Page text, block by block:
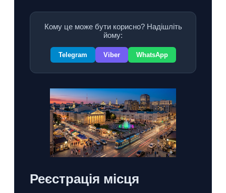
Кому це може бути корисно? Надішліть
йому:
Telegram Viber WhatsApp
Реєстрація місця